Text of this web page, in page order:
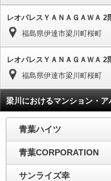
レオパレスＹＡＮＡＧＡＷＡ 2
福島県伊達市梁川町桜町
レオパレスＹＡＮＡＧＡＷＡ 2
福島県伊達市梁川町桜町
梁川におけるマンション・ア
青葉ハイツ
青葉CORPORATION
サンライズ幸